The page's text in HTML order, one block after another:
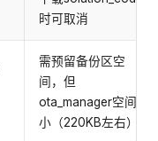
时可取消
需预留备份区空
间，但
ota_manager空间
小（220KB左右）